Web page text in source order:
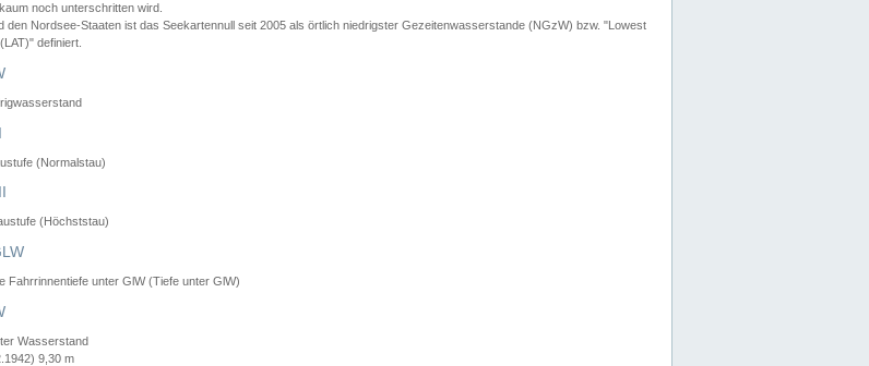
noch unterschritten wird.
den Nordsee-Staaten ist das Seekartennull seit 2005 als örtlich niedrigster Gezeitenwasserstande (NGzW) bzw. "Lowest
definiert.
(Normalstau)
(Höchststau)
Fahrrinnentiefe unter GlW (Tiefe unter GlW)
Wasserstand
9,30 m